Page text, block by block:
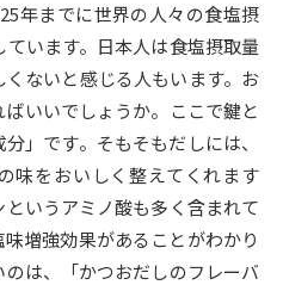
新学年スタート号特集ページ
（高2生用）
べる
実施プログラムから探す
年までに世界の人々の食塩摂
います。日本人は食塩摂取量
ないと感じる人もいます。お
いいでしょうか。ここで鍵と
」です。そもそもだしには、
味をおいしく整えてくれます
いうアミノ酸も多く含まれて
増強効果があることがわかり
は、「かつおだしのフレーバ